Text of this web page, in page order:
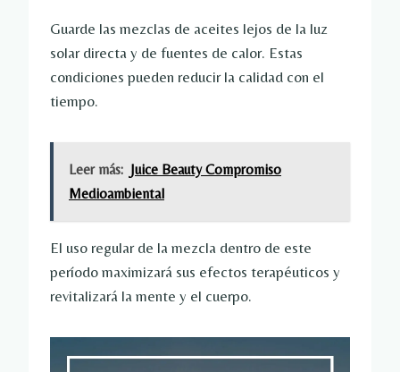
Guarde las mezclas de aceites lejos de la luz
solar directa y de fuentes de calor. Estas
condiciones pueden reducir la calidad con el
tiempo.
Leer más: Juice Beauty Compromiso
Medioambiental
El uso regular de la mezcla dentro de este
período maximizará sus efectos terapéuticos y
revitalizará la mente y el cuerpo.